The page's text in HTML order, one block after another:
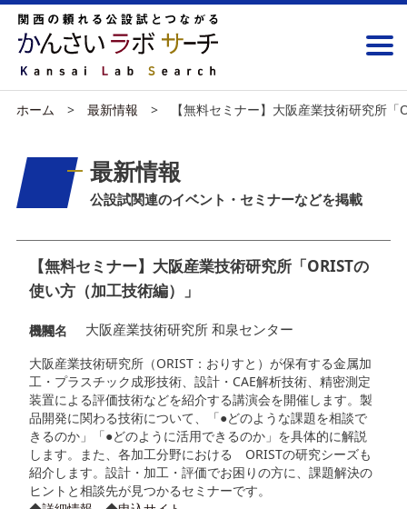
ホーム 最新情報 【無料セミナー】大阪産業技術研究所
最新情報
公設試関連のイベント・セミナーなどを掲載
【無料セミナー】大阪産業技術研究所「ORISTの
使い方（加工技術編）」
日程
機関名 大阪産業技術研究所 和泉センター
大阪産業技術研究所（ORIST：おりすと）が保有する金属加
工・プラスチック成形技術、設計・CAE解析技術、精密測定
装置による評価技術などを紹介する講演会を開催します。製
品開発に関わる技術について、「●どのような課題を相談で
きるのか」「●どのように活用できるのか」を具体的に解説
します。また、各加工分野における ORISTの研究シーズも
紹介します。設計・加工・評価でお困りの方に、課題解決の
ヒントと相談先が見つかるセミナーです。